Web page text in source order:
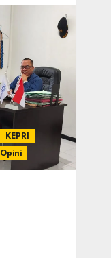
KEPRI
Opini